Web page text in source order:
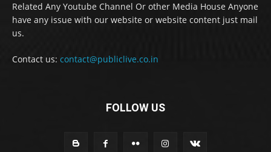
Related Any Youtube Channel Or other Media House Anyone
have any issue with our website or website content just mail
us.
Contact us: contact@publiclive.co.in
FOLLOW US